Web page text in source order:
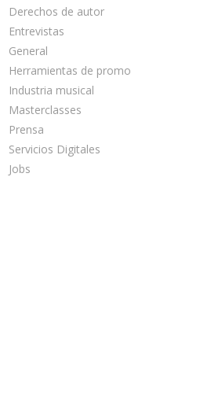
Derechos de autor
Entrevistas
General
Herramientas de promo
Industria musical
Masterclasses
Prensa
Servicios Digitales
Jobs